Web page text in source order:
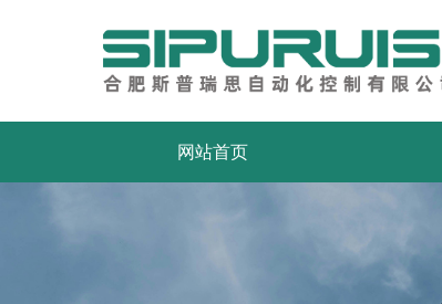
网站首页